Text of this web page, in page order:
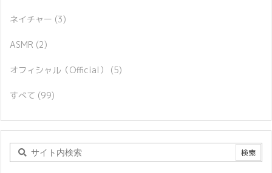
ネイチャー (3)
ASMR (2)
オフィシャル（Official） (5)
すべて (99)